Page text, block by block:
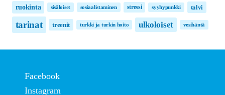
ruokinta sisäloiset sosiaalistaminen stressi syyhypunkki talvi
tarinat treenit turkki ja turkin hoito ulkoloiset vesihäntä
Facebook
Instagram